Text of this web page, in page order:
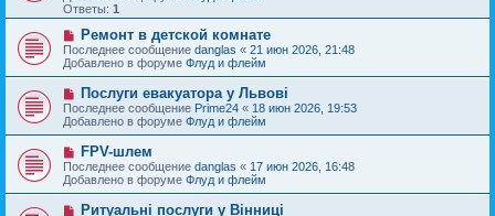
б
щ
е
н
и
е
о
е
с
о
о
б
е
н
и
е
Ответы: 1
Н
о
в
о
е
с
о
о
б
щ
е
н
и
е
Ремонт в детской комнате
Последнее сообщение danglas « 21 июн 2026, 21:48
Добавлено в форуме Флуд и флейм
Н
о
в
о
е
с
о
о
б
щ
Послуги евакуатора у Львові
Последнее сообщение Prime24 « 18 июн 2026, 19:53
Добавлено в форуме Флуд и флейм
Н
о
в
о
е
FPV-шлем
Последнее сообщение danglas « 17 июн 2026, 16:48
Добавлено в форуме Флуд и флейм
НРитуальні послуги у Вінниці